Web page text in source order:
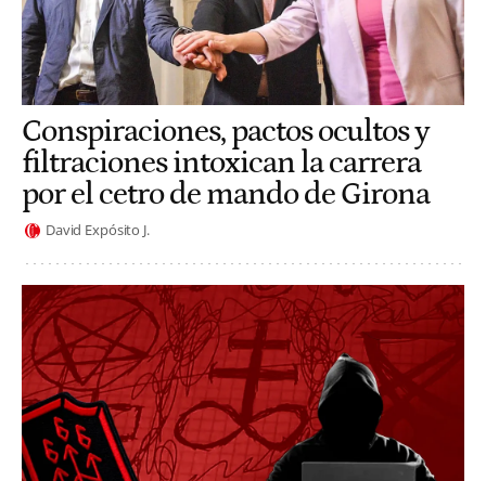
Conspiraciones, pactos ocultos y
filtraciones intoxican la carrera
por el cetro de mando de Girona
David Expósito J.